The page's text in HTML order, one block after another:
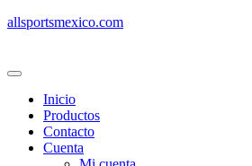
allsportsmexico.com
Inicio
Productos
Contacto
Cuenta